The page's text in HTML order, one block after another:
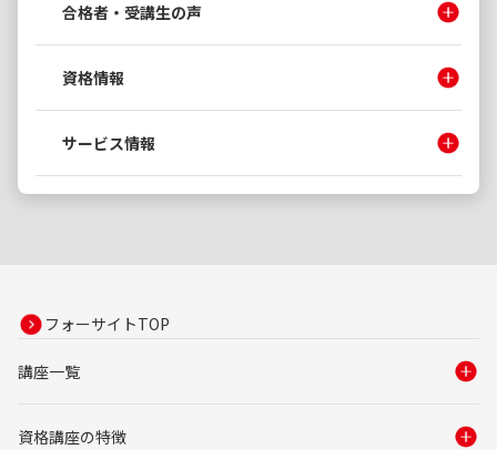
合格者・受講生の声
資格情報
サービス情報
フォーサイトTOP
講座一覧
資格講座の特徴